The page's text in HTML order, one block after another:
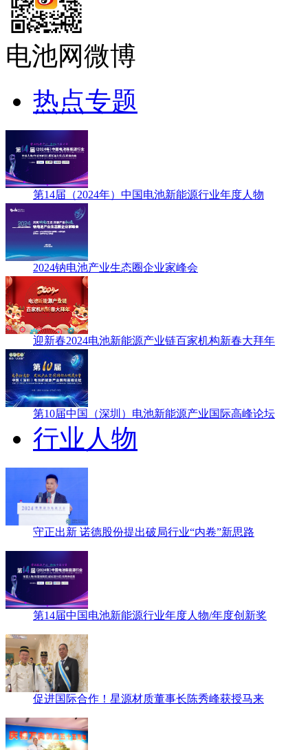
电池网微博
热点专题
第14届（2024年）中国电池新能源行业年度人物
2024钠电池产业生态圈企业家峰会
迎新春2024电池新能源产业链百家机构新春大拜年
第10届中国（深圳）电池新能源产业国际高峰论坛
行业人物
守正出新 诺德股份提出破局行业“内卷”新思路
第14届中国电池新能源行业年度人物/年度创新奖
促进国际合作！星源材质董事长陈秀峰获授马来